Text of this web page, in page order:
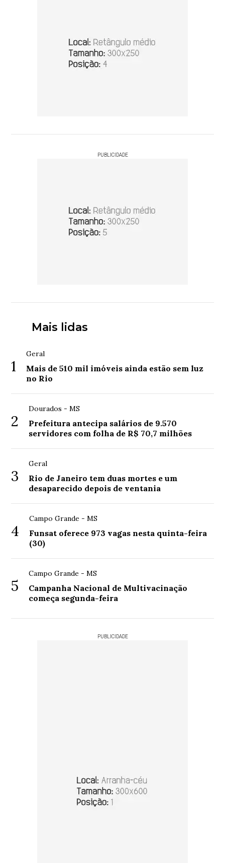
PUBLICIDADE
Mais lidas
1
Geral
Mais de 510 mil imóveis ainda estão sem luz
no Rio
2
Dourados - MS
Prefeitura antecipa salários de 9.570
servidores com folha de R$ 70,7 milhões
3
Geral
Rio de Janeiro tem duas mortes e um
desaparecido depois de ventania
4
Campo Grande - MS
Funsat oferece 973 vagas nesta quinta-feira
(30)
5
Campo Grande - MS
Campanha Nacional de Multivacinação
começa segunda-feira
PUBLICIDADE